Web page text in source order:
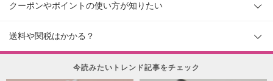
クーポンやポイントの使い方が知りたい
送料や関税はかかる？
今読みたいトレンド記事をチェック